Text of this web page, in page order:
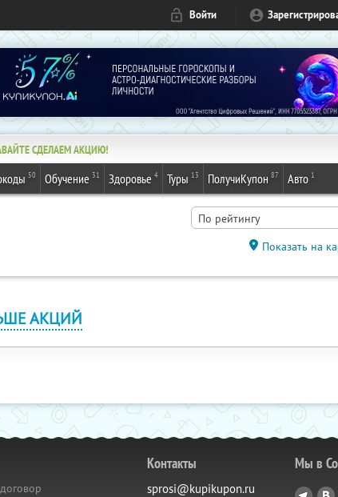
Войти
СДЕЛАЕМ АКЦИЮ!
50 Обучение 31 Здоровье 4 Туры 13 ПолучиКупон 87 Авто 1
По рейтингу
Показать на
АКЦИЙ
Контакты
sprosi@kupikupon.ru
Мы в